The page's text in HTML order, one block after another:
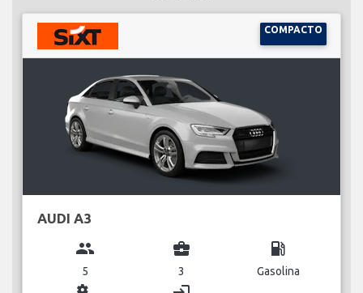
COMPACTO
AUDI A3
group
5
business_center
3
local_gas_station
Gasolina